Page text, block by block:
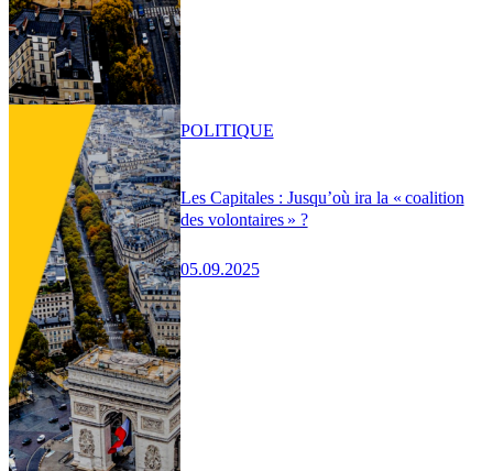
Les Capitales : Jusqu’où ira la « coalition
des volontaires » ?
05.09.2025
POLITIQUE